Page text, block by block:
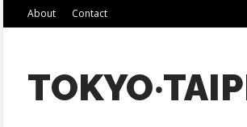
About Contact